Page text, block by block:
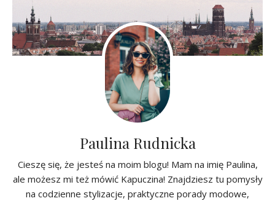
Paulina Rudnicka
Cieszę się, że jesteś na moim blogu! Mam na imię Paulina,
ale możesz mi też mówić Kapuczina! Znajdziesz tu pomysły
na codzienne stylizacje, praktyczne porady modowe,